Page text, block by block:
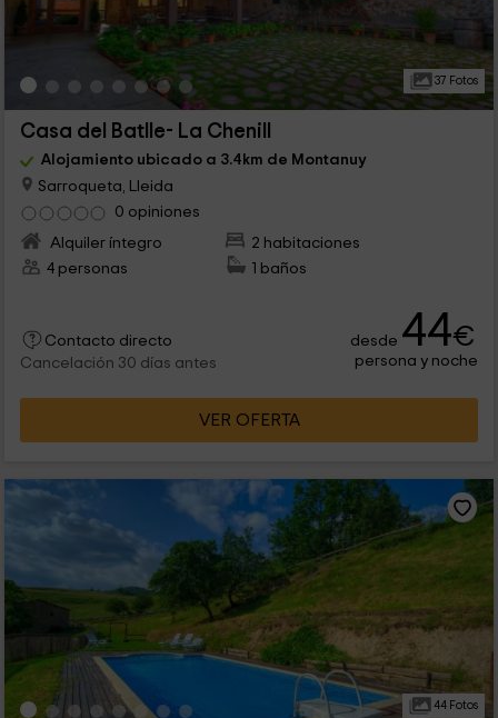
37 Fotos
Casa del Batlle- La Chenill
Alojamiento ubicado a 3.4km de Montanuy
Sarroqueta, Lleida
0 opiniones
Alquiler íntegro
2 habitaciones
4 personas
1 baños
Contacto directo
Cancelación 30 días antes
desde 44€
persona y noche
VER OFERTA
44 Fotos